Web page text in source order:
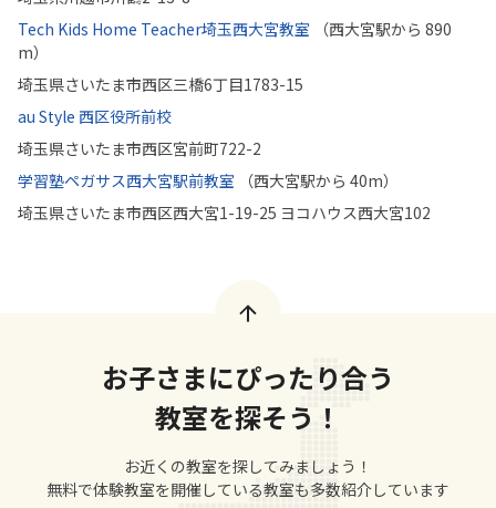
Tech Kids Home Teacher埼玉西大宮教室
（西大宮駅から 890
m）
埼玉県さいたま市西区三橋6丁目1783-15
au Style 西区役所前校
埼玉県さいたま市西区宮前町722-2
学習塾ペガサス西大宮駅前教室
（西大宮駅から 40m）
埼玉県さいたま市西区西大宮1-19-25 ヨコハウス西大宮102
お子さまにぴったり合う
教室を探そう！
お近くの教室を探してみましょう！
無料で体験教室を開催している教室も多数紹介しています